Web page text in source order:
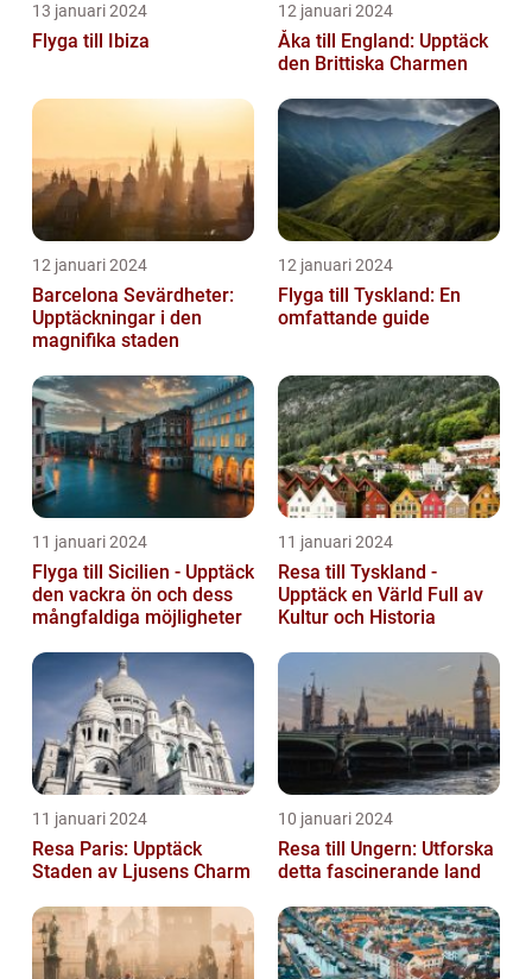
13 januari 2024
Flyga till Ibiza
12 januari 2024
Åka till England: Upptäck
den Brittiska Charmen
12 januari 2024
Barcelona Sevärdheter:
Upptäckningar i den
magnifika staden
12 januari 2024
Flyga till Tyskland: En
omfattande guide
11 januari 2024
Flyga till Sicilien - Upptäck
den vackra ön och dess
mångfaldiga möjligheter
11 januari 2024
Resa till Tyskland -
Upptäck en Värld Full av
Kultur och Historia
11 januari 2024
Resa Paris: Upptäck
Staden av Ljusens Charm
10 januari 2024
Resa till Ungern: Utforska
detta fascinerande land